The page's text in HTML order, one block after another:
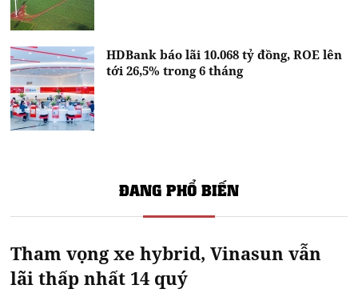
HDBank báo lãi 10.068 tỷ đồng, ROE lên
tới 26,5% trong 6 tháng
ĐANG PHỔ BIẾN
Tham vọng xe hybrid, Vinasun vẫn
lãi thấp nhất 14 quý